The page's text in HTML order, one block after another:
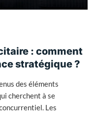
: comment
stratégique ?
des éléments
cherchent à se
Les